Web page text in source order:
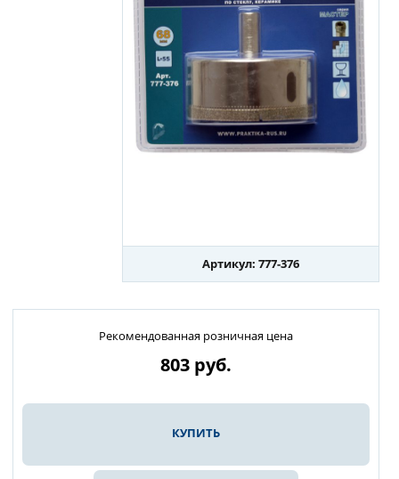
Артикул: 777-376
Рекомендованная розничная цена
803 руб.
КУПИТЬ